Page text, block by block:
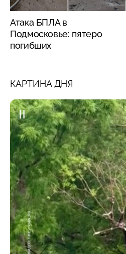
Атака БПЛА в
Подмосковье: пятеро
погибших
КАРТИНА ДНЯ